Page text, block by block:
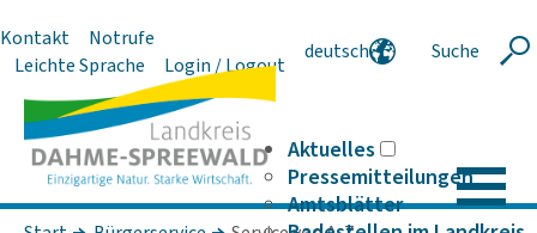
Kontakt
Notrufe
Leichte Sprache
Login / Logout
deutsch
Suche
Aktuelles
Pressemitteilungen
Amtsblätter